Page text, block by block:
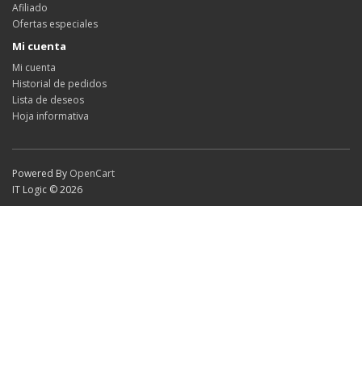
Afiliado
Ofertas especiales
Mi cuenta
Mi cuenta
Historial de pedidos
Lista de deseos
Hoja informativa
Powered By OpenCart
IT Logic © 2026